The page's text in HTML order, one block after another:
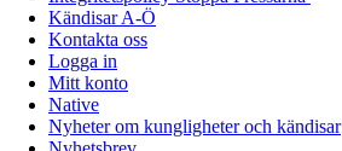
Kändisar A-Ö
Kontakta oss
Logga in
Mitt konto
Native
Nyheter om kungligheter och kändisar